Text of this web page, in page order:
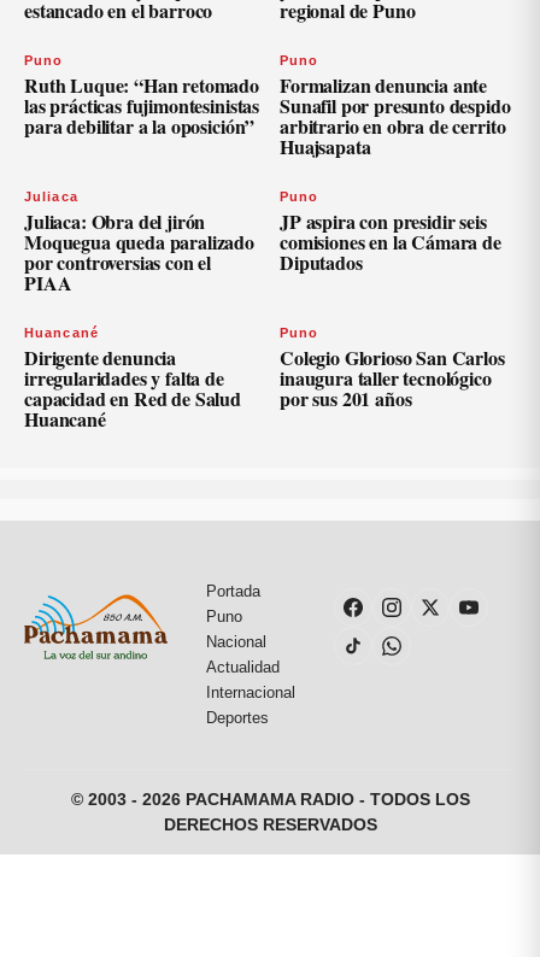
estancado en el barroco regional de Puno
Puno
Ruth Luque: “Han retomado
las prácticas fujimontesinistas
para debilitar a la oposición”
Puno
Formalizan denuncia ante
Sunafil por presunto despido
arbitrario en obra de cerrito
Huajsapata
Juliaca
Juliaca: Obra del jirón
Moquegua queda paralizado
por controversias con el
PIAA
Puno
JP aspira con presidir seis
comisiones en la Cámara de
Diputados
Huancané
Dirigente denuncia
irregularidades y falta de
capacidad en Red de Salud
Huancané
Puno
Colegio Glorioso San Carlos
inaugura taller tecnológico
por sus 201 años
Portada
Puno
Nacional
Actualidad
Internacional
Deportes
© 2003 - 2026 PACHAMAMA RADIO - TODOS LOS
DERECHOS RESERVADOS